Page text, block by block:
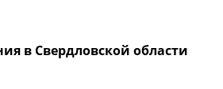
в Свердловской области